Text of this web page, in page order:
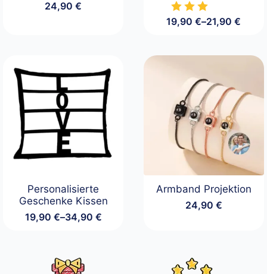
24,90€
19,90€–21,90€
Preisspanne:
Personalisierte
Geschenke Kissen
19,90 €–34,90 €
Preisspanne:
34,90 €
Armband Projektion
24,90 €